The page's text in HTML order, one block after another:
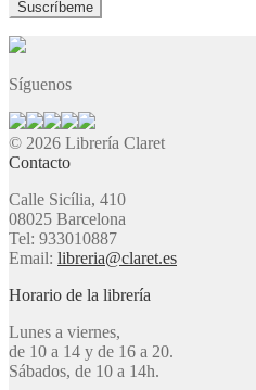
Síguenos
© 2026 Librería Claret
Contacto
Calle Sicília, 410
08025 Barcelona
Tel: 933010887
Email: libreria@claret.es
Horario de la librería
Lunes a viernes,
de 10 a 14 y de 16 a 20.
Sábados, de 10 a 14h.